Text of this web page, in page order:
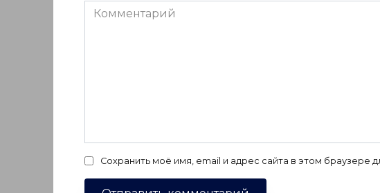
Комментарий
Сохранить моё имя, email и адрес сайта в этом браузере